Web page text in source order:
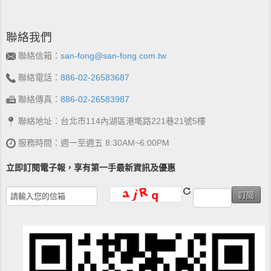
聯絡我們
聯絡信箱： san-fong@san-fong.com.tw
聯絡電話： 886-02-26583687
聯絡傳真： 886-02-26583987
聯絡地址：台北市114內湖區港墘路221巷21號5樓
服務時間：週一至週五 8:30AM~6:00PM
立即訂閱電子報，享有第一手最新資訊及優惠